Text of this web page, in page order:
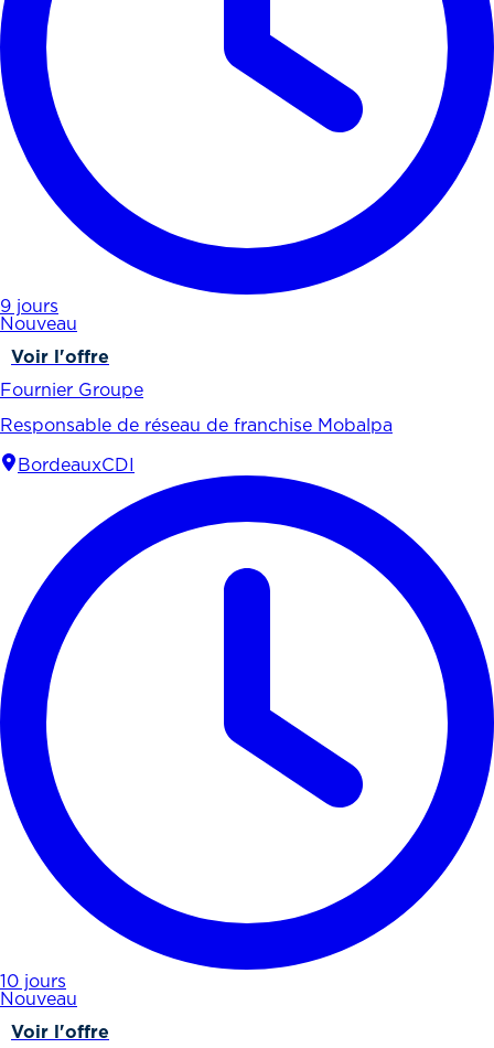
9 jours
Nouveau
Voir l'offre
Fournier Groupe
Responsable de réseau de franchise Mobalpa
BordeauxCDI
10 jours
Nouveau
Voir l'offre